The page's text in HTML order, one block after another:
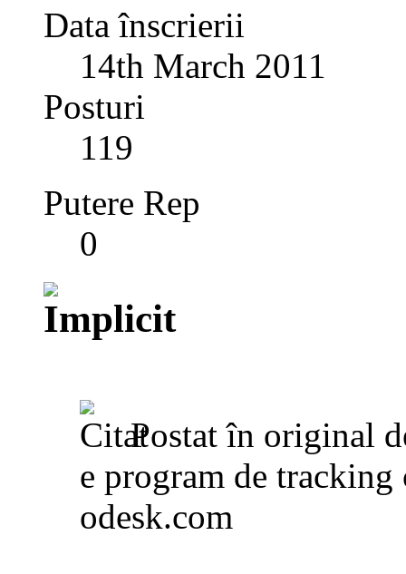
Data înscrierii
14th March 2011
Posturi
119
Putere Rep
0
Postat în original
e program de tracking
odesk.com